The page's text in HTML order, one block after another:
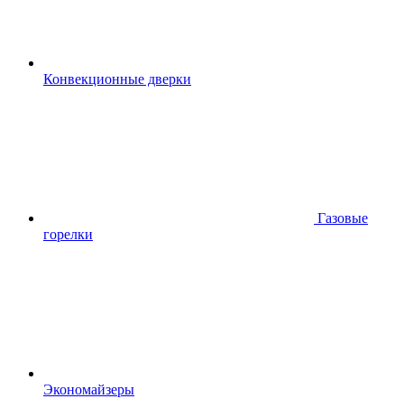
Конвекционные дверки
Газовые
горелки
Экономайзеры